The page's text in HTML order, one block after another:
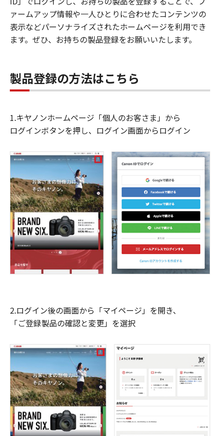
ァームアップ情報や一人ひとりに合わせたコンテンツの
表示などパーソナライズされたホームページを利用でき
ます。ぜひ、お持ちの製品登録をお願いいたします。
製品登録の方法はこちら
1.キヤノンホームページ「個人のお客さま」から
ログインボタンを押し、ログイン画面からログイン
2.ログイン後の画面から「マイページ」を開き、
「ご登録製品の確認と変更」を選択